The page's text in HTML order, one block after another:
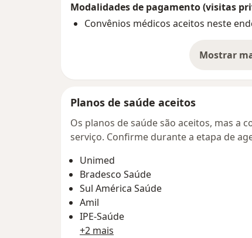
Modalidades de pagamento (visitas
Convênios médicos aceitos neste
Mostrar
Planos de saúde aceitos
Os planos de saúde são aceitos, mas a
serviço. Confirme durante a etapa de
Unimed
Bradesco Saúde
Sul América Saúde
Amil
IPE-Saúde
+2 mais